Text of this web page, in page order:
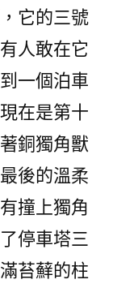
它的三號
人敢在它
一個泊車
在是第十
銅獨角獸
後的溫柔
撞上獨角
停車塔三
苔蘚的柱